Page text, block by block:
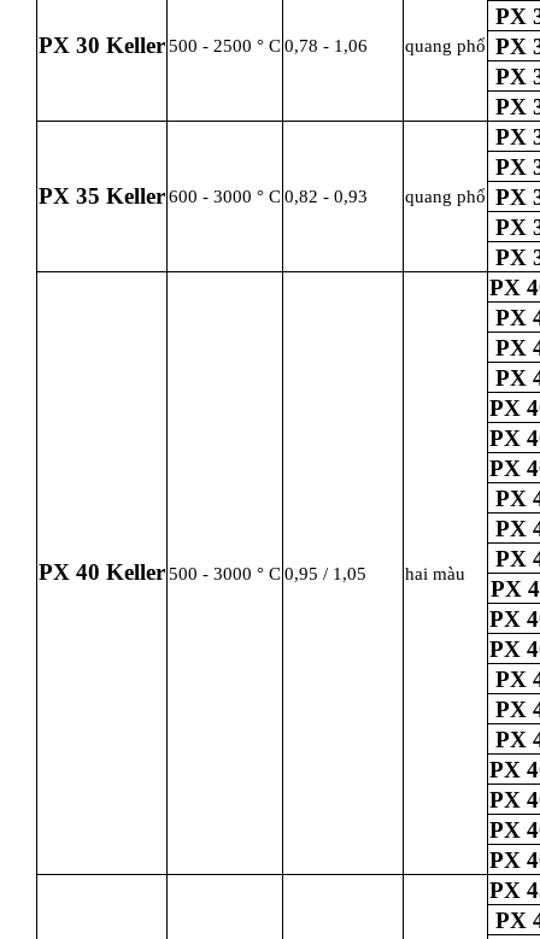
PX 30 Keller500 - 2500 ° C0,78 - 1,06 quang phổ
PX
PX
PX
PX
PX 35 Keller600 - 3000 ° C0,82 - 0,93 quang phổ
PX
PX
PX
PX
PX
PX 40 Keller500 - 3000 ° C0,95 / 1,05 hai màu
PX
PX
PX
PX
PX
PX
PX
PX
PX
PX
PX
PX
PX
PX
PX
PX
PX
PX
PX
PX
PX
PX